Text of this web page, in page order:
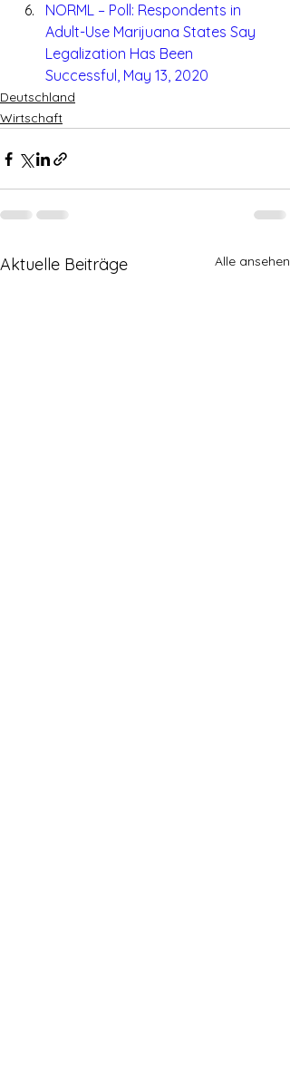
NORML – Poll: Respondents in
Adult-Use Marijuana States Say
Legalization Has Been
Successful, May 13, 2020
Deutschland
Wirtschaft
Aktuelle Beiträge Alle ansehen